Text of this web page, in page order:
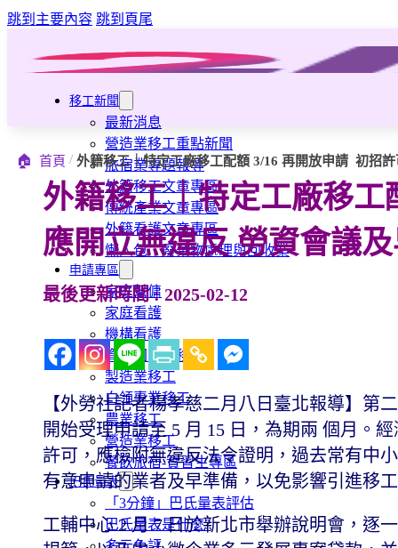
跳到主要內容 跳到頁尾
移工新聞
最新消息
營造業移工重點新聞
旅宿業專題報導
外籍移工文章專區
傳統產業文章專區
外籍看護文章專區
懶人包｜廢棄物處理與回收業
申請專區
家庭幫傭
家庭看護
機構看護
資源回收業移工
製造業移工
白領專業移工
農業移工
營造業移工
餐飲旅宿-實習生專區
巴氏量表
「3分鐘」巴氏量表評估
巴氏量表是什麼?
🏠 首頁 / 外籍移工｜特定工廠移工配額 3/16 再開放申請 初招
外籍移工｜特定工廠移
應開立無違反 勞資會議
最後更新時間 : 2025-02-12
【外勞社記者楊孝慈二月八日臺北報導】第
開始受理申請至 5 月 15 日，為期兩 個月。
許可，應檢附無違反法令證明，過去常有中
有意申請的業者及早準備，以免影響引進移
工輔中心 2 月 7 日於新北市舉辦說明會，逐